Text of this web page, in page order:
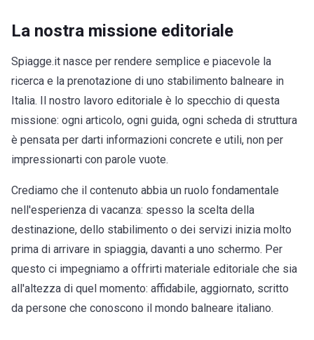
La nostra missione editoriale
Spiagge.it nasce per rendere semplice e piacevole la
ricerca e la prenotazione di uno stabilimento balneare in
Italia. Il nostro lavoro editoriale è lo specchio di questa
missione: ogni articolo, ogni guida, ogni scheda di struttura
è pensata per darti informazioni concrete e utili, non per
impressionarti con parole vuote.
Crediamo che il contenuto abbia un ruolo fondamentale
nell'esperienza di vacanza: spesso la scelta della
destinazione, dello stabilimento o dei servizi inizia molto
prima di arrivare in spiaggia, davanti a uno schermo. Per
questo ci impegniamo a offrirti materiale editoriale che sia
all'altezza di quel momento: affidabile, aggiornato, scritto
da persone che conoscono il mondo balneare italiano.